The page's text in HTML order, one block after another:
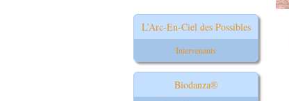
L’Arc-En-Ciel des Possibles
Intervenants
Biodanza®